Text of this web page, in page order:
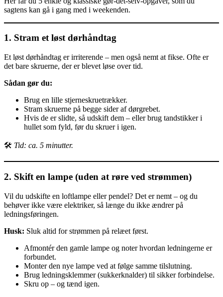
sagtens kan gå i gang med i weekenden.
1. Stram et løst dørhåndtag
Et løst dørhåndtag er irriterende – men også nemt at fikse. Ofte er
det bare skruerne, der er blevet løse over tid.
Sådan gør du:
Brug en lille stjerneskruetrækker.
Stram skruerne på begge sider af dørgrebet.
Hvis de er slidte, så udskift dem – eller brug tandstikker i
hullet som fyld, før du skruer i igen.
🛠️ Tid: ca. 5 minutter.
2. Skift en lampe (uden at røre ved strømmen)
Vil du udskifte en loftlampe eller pendel? Det er nemt – og du
behøver ikke være elektriker, så længe du ikke ændrer på
ledningsføringen.
Husk: Sluk altid for strømmen på relæet først.
Afmontér den gamle lampe og noter hvordan ledningerne er
forbundet.
Monter den nye lampe ved at følge samme tilslutning.
Brug ledningsklemmer (sukkerknalder) til sikker forbindelse.
Skru op – og tænd igen.